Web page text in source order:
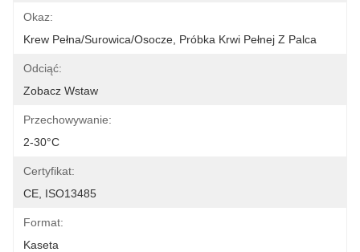
Okaz:
Krew Pełna/surowica/osocze, Próbka Krwi Pełnej Z Palca
Odciąć:
Zobacz Wstaw
Przechowywanie:
2-30°C
Certyfikat:
CE, ISO13485
Format:
Kaseta